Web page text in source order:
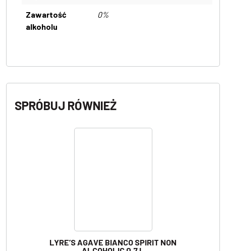
Zawartość
alkoholu
0%
SPRÓBUJ RÓWNIEŻ
LYRE’S AGAVE BIANCO SPIRIT NON